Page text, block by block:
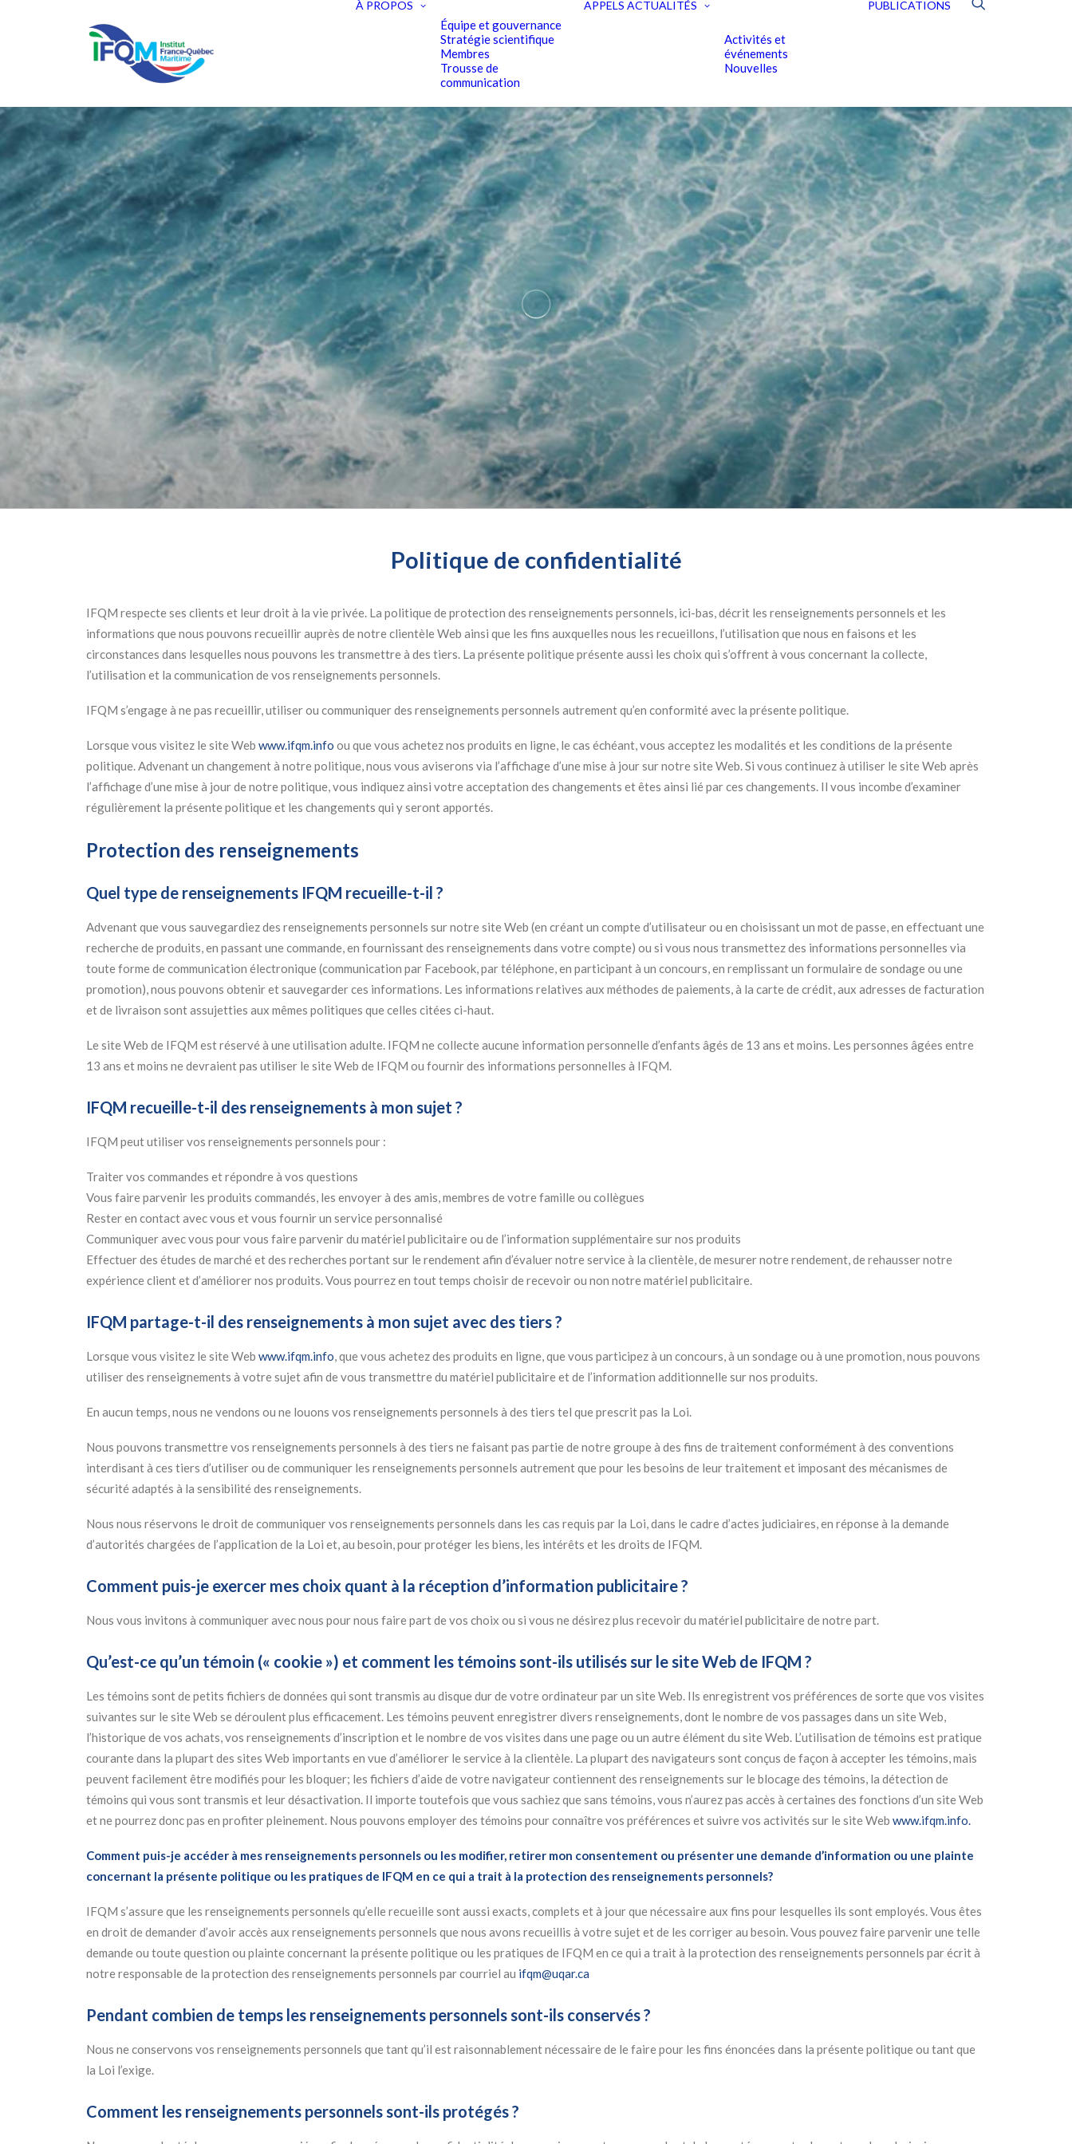
À PROPOS
Équipe et gouvernance
Stratégie scientifique
Membres
Trousse de
communication
APPELS ACTUALITÉS
Activités et
événements
Nouvelles
PUBLICATIONS
Politique de confidentialité
IFQM respecte ses clients et leur droit à la vie privée. La politique de protection des renseignements personnels, ici-bas, décrit les renseignements personnels et les
informations que nous pouvons recueillir auprès de notre clientèle Web ainsi que les fins auxquelles nous les recueillons, l’utilisation que nous en faisons et les
circonstances dans lesquelles nous pouvons les transmettre à des tiers. La présente politique présente aussi les choix qui s’offrent à vous concernant la collecte,
l’utilisation et la communication de vos renseignements personnels.
IFQM s’engage à ne pas recueillir, utiliser ou communiquer des renseignements personnels autrement qu’en conformité avec la présente politique.
Lorsque vous visitez le site Web www.ifqm.info ou que vous achetez nos produits en ligne, le cas échéant, vous acceptez les modalités et les conditions de la présente
politique. Advenant un changement à notre politique, nous vous aviserons via l’affichage d’une mise à jour sur notre site Web. Si vous continuez à utiliser le site Web après
l’affichage d’une mise à jour de notre politique, vous indiquez ainsi votre acceptation des changements et êtes ainsi lié par ces changements. Il vous incombe d’examiner
régulièrement la présente politique et les changements qui y seront apportés.
Protection des renseignements
Quel type de renseignements IFQM recueille-t-il ?
Advenant que vous sauvegardiez des renseignements personnels sur notre site Web (en créant un compte d’utilisateur ou en choisissant un mot de passe, en effectuant une
recherche de produits, en passant une commande, en fournissant des renseignements dans votre compte) ou si vous nous transmettez des informations personnelles via
toute forme de communication électronique (communication par Facebook, par téléphone, en participant à un concours, en remplissant un formulaire de sondage ou une
promotion), nous pouvons obtenir et sauvegarder ces informations. Les informations relatives aux méthodes de paiements, à la carte de crédit, aux adresses de facturation
et de livraison sont assujetties aux mêmes politiques que celles citées ci-haut.
Le site Web de IFQM est réservé à une utilisation adulte. IFQM ne collecte aucune information personnelle d’enfants âgés de 13 ans et moins. Les personnes âgées entre
13 ans et moins ne devraient pas utiliser le site Web de IFQM ou fournir des informations personnelles à IFQM.
IFQM recueille-t-il des renseignements à mon sujet ?
IFQM peut utiliser vos renseignements personnels pour :
Traiter vos commandes et répondre à vos questions
Vous faire parvenir les produits commandés, les envoyer à des amis, membres de votre famille ou collègues
Rester en contact avec vous et vous fournir un service personnalisé
Communiquer avec vous pour vous faire parvenir du matériel publicitaire ou de l’information supplémentaire sur nos produits
Effectuer des études de marché et des recherches portant sur le rendement afin d’évaluer notre service à la clientèle, de mesurer notre rendement, de rehausser notre
expérience client et d’améliorer nos produits. Vous pourrez en tout temps choisir de recevoir ou non notre matériel publicitaire.
IFQM partage-t-il des renseignements à mon sujet avec des tiers ?
Lorsque vous visitez le site Web www.ifqm.info, que vous achetez des produits en ligne, que vous participez à un concours, à un sondage ou à une promotion, nous pouvons
utiliser des renseignements à votre sujet afin de vous transmettre du matériel publicitaire et de l’information additionnelle sur nos produits.
En aucun temps, nous ne vendons ou ne louons vos renseignements personnels à des tiers tel que prescrit pas la Loi.
Nous pouvons transmettre vos renseignements personnels à des tiers ne faisant pas partie de notre groupe à des fins de traitement conformément à des conventions
interdisant à ces tiers d’utiliser ou de communiquer les renseignements personnels autrement que pour les besoins de leur traitement et imposant des mécanismes de
sécurité adaptés à la sensibilité des renseignements.
Nous nous réservons le droit de communiquer vos renseignements personnels dans les cas requis par la Loi, dans le cadre d’actes judiciaires, en réponse à la demande
d’autorités chargées de l’application de la Loi et, au besoin, pour protéger les biens, les intérêts et les droits de IFQM.
Comment puis-je exercer mes choix quant à la réception d’information publicitaire ?
Nous vous invitons à communiquer avec nous pour nous faire part de vos choix ou si vous ne désirez plus recevoir du matériel publicitaire de notre part.
Qu’est-ce qu’un témoin (« cookie ») et comment les témoins sont-ils utilisés sur le site Web de IFQM ?
Les témoins sont de petits fichiers de données qui sont transmis au disque dur de votre ordinateur par un site Web. Ils enregistrent vos préférences de sorte que vos visites
suivantes sur le site Web se déroulent plus efficacement. Les témoins peuvent enregistrer divers renseignements, dont le nombre de vos passages dans un site Web,
l’historique de vos achats, vos renseignements d’inscription et le nombre de vos visites dans une page ou un autre élément du site Web. L’utilisation de témoins est pratique
courante dans la plupart des sites Web importants en vue d’améliorer le service à la clientèle. La plupart des navigateurs sont conçus de façon à accepter les témoins, mais
peuvent facilement être modifiés pour les bloquer; les fichiers d’aide de votre navigateur contiennent des renseignements sur le blocage des témoins, la détection de
témoins qui vous sont transmis et leur désactivation. Il importe toutefois que vous sachiez que sans témoins, vous n’aurez pas accès à certaines des fonctions d’un site Web
et ne pourrez donc pas en profiter pleinement. Nous pouvons employer des témoins pour connaître vos préférences et suivre vos activités sur le site Web www.ifqm.info.
Comment puis-je accéder à mes renseignements personnels ou les modifier, retirer mon consentement ou présenter une demande d’information ou une plainte
concernant la présente politique ou les pratiques de IFQM en ce qui a trait à la protection des renseignements personnels?
IFQM s’assure que les renseignements personnels qu’elle recueille sont aussi exacts, complets et à jour que nécessaire aux fins pour lesquelles ils sont employés. Vous êtes
en droit de demander d’avoir accès aux renseignements personnels que nous avons recueillis à votre sujet et de les corriger au besoin. Vous pouvez faire parvenir une telle
demande ou toute question ou plainte concernant la présente politique ou les pratiques de IFQM en ce qui a trait à la protection des renseignements personnels par écrit à
notre responsable de la protection des renseignements personnels par courriel au ifqm@uqar.ca
Pendant combien de temps les renseignements personnels sont-ils conservés ?
Nous ne conservons vos renseignements personnels que tant qu’il est raisonnablement nécessaire de le faire pour les fins énoncées dans la présente politique ou tant que
la Loi l’exige.
Comment les renseignements personnels sont-ils protégés ?